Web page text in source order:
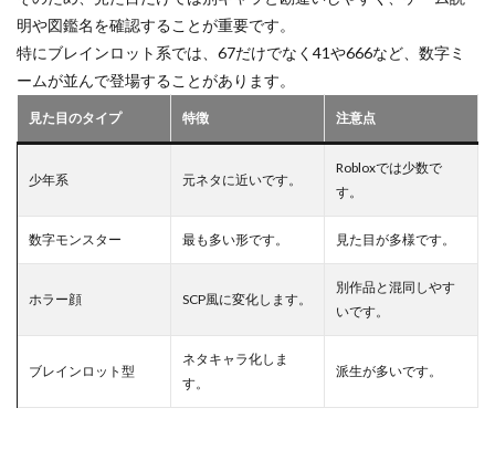
明や図鑑名を確認することが重要です。
特にブレインロット系では、67だけでなく41や666など、数字ミ
ームが並んで登場することがあります。
見た目のタイプ 特徴 注意点
少年系 元ネタに近いです。
Robloxでは少数で
す。
数字モンスター 最も多い形です。 見た目が多様です。
ホラー顔 SCP風に変化します。
別作品と混同しやす
いです。
ブレインロット型
ネタキャラ化しま
す。
派生が多いです。